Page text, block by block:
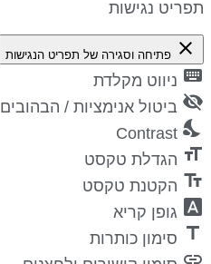
תפריט נגישות
close פתיחה וסגירה של תפריט הנגישות
keyboard ניווט מקלדת
visibility_off ביטול אנימציות / הבהובים
nights_stay
Contrast
format_size הגדלת טקסט
text_fields הקטנת טקסט
font_download גופן קריא
title סימון כותרות
link